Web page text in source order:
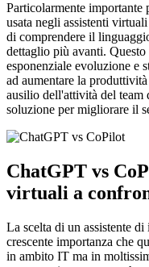
Particolarmente
usata negli assistenti
di comprendere il
dettaglio più avanti.
esponenziale evoluzione e
ad aumentare la
ausilio dell'attività del team
soluzione per migliorare il
ChatGPT vs
virtuali a
La scelta di un assistente
crescente importanza che
in ambito IT ma in